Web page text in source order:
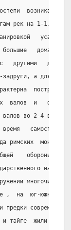
возникали
рек на 1-1,5 км,
усадеб.
дома-
другими   домами
задруги, а для
постройка
валов  и
валов во 2-4 вв.
римских  монет
начала.
,  на  юг-южные
предки
и тайге  жили